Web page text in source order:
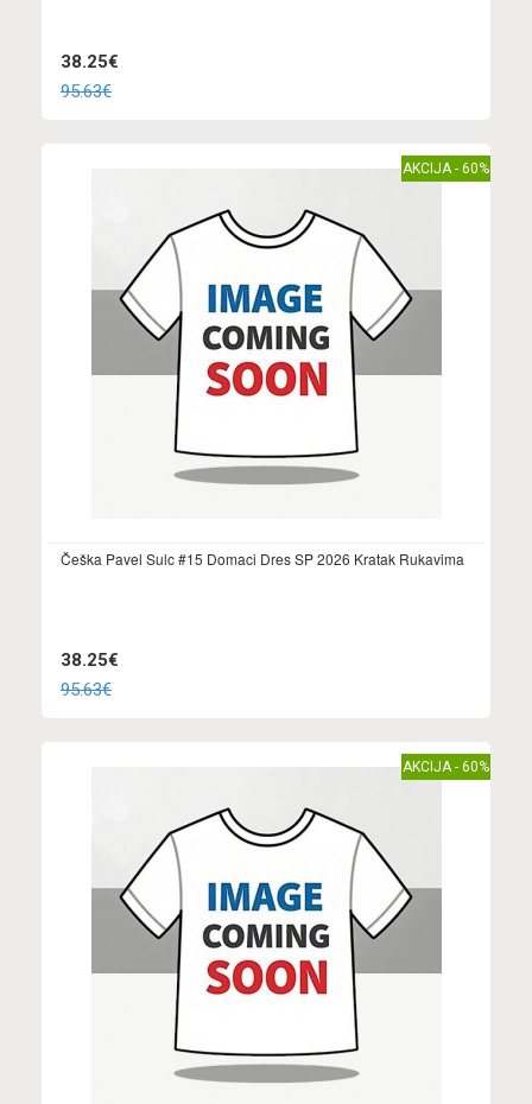
38.25€
95.63€
AKCIJA - 60%
Češka Pavel Sulc #15 Domaci Dres SP 2026 Kratak Rukavima
38.25€
95.63€
AKCIJA - 60%